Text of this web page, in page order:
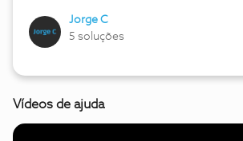
Jorge C
5 soluções
Vídeos de ajuda